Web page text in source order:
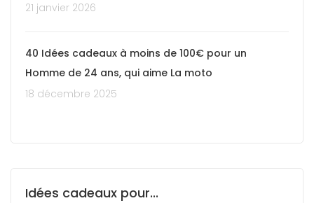
21 janvier 2026
40 Idées cadeaux à moins de 100€ pour un
Homme de 24 ans, qui aime La moto
18 décembre 2025
Idées cadeaux pour...